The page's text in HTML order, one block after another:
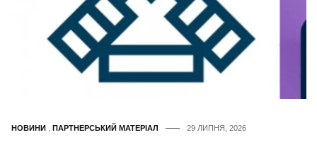
НОВИНИ ПАРТНЕРСЬКИЙ МАТЕРІАЛ 29 ЛИПНЯ, 2026